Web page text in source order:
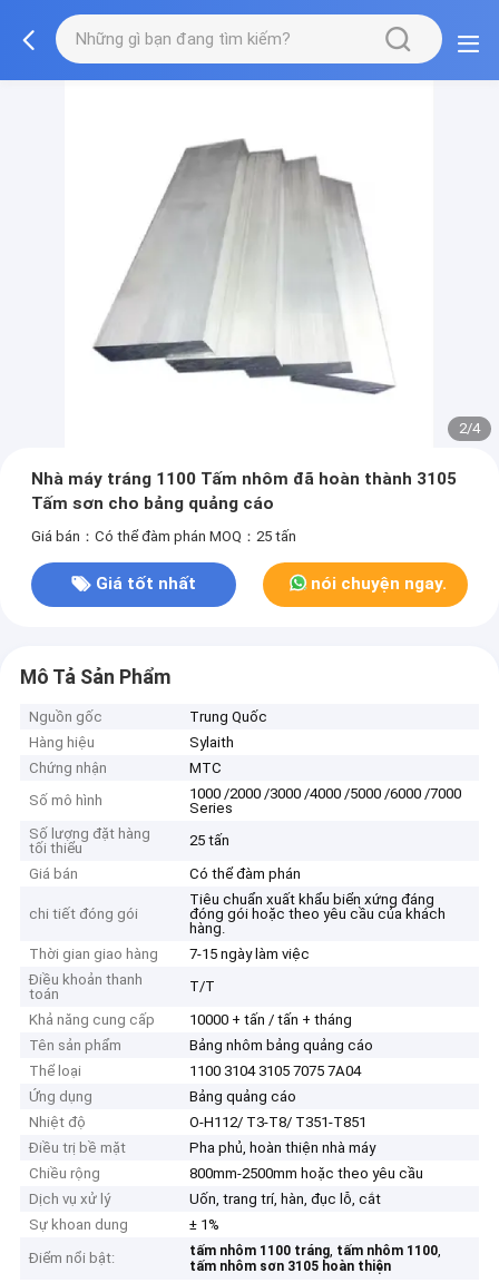
2/4
Nhà máy tráng 1100 Tấm nhôm đã hoàn thành 3105
Tấm sơn cho bảng quảng cáo
Giá bán：Có thể đàm phán MOQ：25 tấn
Giá tốt nhất nói chuyện ngay.
Mô Tả Sản Phẩm
Nguồn gốc
Trung Quốc
Hàng hiệu
Sylaith
Chứng nhận
MTC
Số mô hình
1000 /2000 /3000 /4000 /5000 /6000 /7000
Series
Số lượng đặt hàng
tối thiểu
25 tấn
Giá bán
Có thể đàm phán
chi tiết đóng gói
Tiêu chuẩn xuất khẩu biển xứng đáng
đóng gói hoặc theo yêu cầu của khách
hàng.
Thời gian giao hàng
7-15 ngày làm việc
Điều khoản thanh
toán
T/T
Khả năng cung cấp
10000 + tấn / tấn + tháng
Tên sản phẩm
Bảng nhôm bảng quảng cáo
Thể loại
1100 3104 3105 7075 7A04
Ứng dụng
Bảng quảng cáo
Nhiệt độ
O-H112/ T3-T8/ T351-T851
Điều trị bề mặt
Pha phủ, hoàn thiện nhà máy
Chiều rộng
800mm-2500mm hoặc theo yêu cầu
Dịch vụ xử lý
Uốn, trang trí, hàn, đục lỗ, cắt
Sự khoan dung
± 1%
Điểm nổi bật:
tấm nhôm 1100 tráng, tấm nhôm 1100,
tấm nhôm sơn 3105 hoàn thiện